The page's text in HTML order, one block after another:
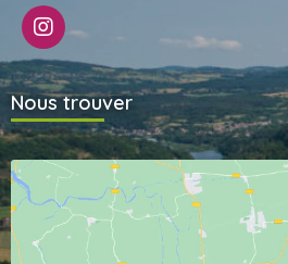
Nous trouver